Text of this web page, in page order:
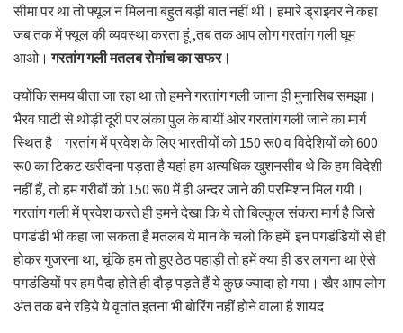
सीमा पर था तो फ्यूल न मिलना बहुत बड़ी बात नहीं थी। हमारे ड्राइवर ने कहा
जब तक में फ्यूल की व्यवस्था करता हूं ,तब तक आप लोग गरतांग गली घूम
आओ।गरतांग गली मतलब रोमांच का सफर।
क्योंकि समय बीता जा रहा था तो हमने गरतांग गली जाना ही मुनासिब समझा।
भैरव घाटी से थोड़ी दूरी पर लंका पुल के बायीं ओर गरतांग गली जाने का मार्ग
स्थित है। गरतांग में प्रवेश के लिए भारतीयों को 150 रू0 व विदेशियों को 600
रू0 का टिकट खरीदना पड़ता है यहां हम अत्यधिक खुशनसीब थे कि हम विदेशी
नहीं हैं, तो हम गरीबों को 150 रू0 में ही अन्दर जाने की परमिशन मिल गयी।
गरतांग गली में प्रवेश करते ही हमने देखा कि ये तो बिल्कुल संकरा मार्ग है जिसे
पगडंडी भी कहा जा सकता है मतलब ये मान के चलो कि हमें इन पगडंडियों से ही
होकर गुजरना था, चूंकि हम तो हुए ठेठ पहाड़ी तो हमें क्या ही डर लगना था ऐसे
पगडंडियों पर हम पैदा होते ही दौड़ पड़ते हैं ये कुछ ज्यादा हो गया। खैर आप लोग
अंत तक बने रहिये ये वृतांत इतना भी बोरिंग नहीं होने वाला है शायद